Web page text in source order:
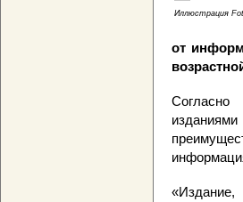
Иллюстрация
от
Согласно